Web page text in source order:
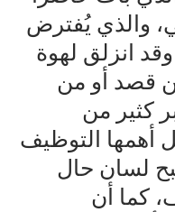
والذي يُفترض
وقد انزلق لهوة
قصد أو من
كثير من
أهمها التوظيف
لسان حال
كما أن